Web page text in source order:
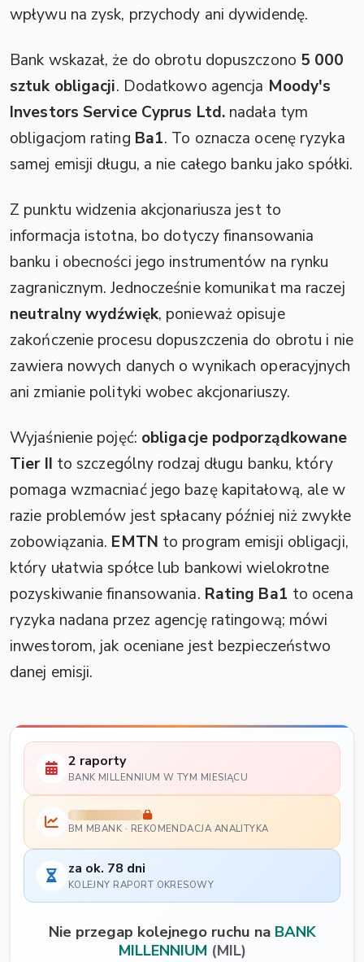
wpływu na zysk, przychody ani dywidendę.
Bank wskazał, że do obrotu dopuszczono 5 000
sztuk obligacji. Dodatkowo agencja Moody's
Investors Service Cyprus Ltd.nadała tym
obligacjom rating Ba1. To oznacza ocenę ryzyka
samej emisji długu, a nie całego banku jako spółki.
Z punktu widzenia akcjonariusza jest to
informacja istotna, bo dotyczy finansowania
banku i obecności jego instrumentów na rynku
zagranicznym. Jednocześnie komunikat ma raczej
neutralny wydźwięk, ponieważ opisuje
zakończenie procesu dopuszczenia do obrotu i nie
zawiera nowych danych o wynikach operacyjnych
ani zmianie polityki wobec akcjonariuszy.
Wyjaśnienie pojęć: obligacje podporządkowane
Tier II to szczególny rodzaj długu banku, który
pomaga wzmacniać jego bazę kapitałową, ale w
razie problemów jest spłacany później niż zwykłe
zobowiązania. EMTN to program emisji obligacji,
który ułatwia spółce lub bankowi wielokrotne
pozyskiwanie finansowania. Rating Ba1 to ocena
ryzyka nadana przez agencję ratingową; mówi
inwestorom, jak oceniane jest bezpieczeństwo
danej emisji.
2 raporty
BANK MILLENNIUM W TYM MIESIĄCU
BM MBANK · REKOMENDACJA ANALITYKA
za ok. 78 dni
KOLEJNY RAPORT OKRESOWY
Nie przegap kolejnego ruchu na BANK
MILLENNIUM (MIL)